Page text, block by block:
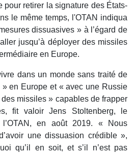
pour retirer la signature des États-
le même temps, l'OTAN indiqua
dissuasives » à l’égard de
jusqu’à déployer des missiles
en Europe.
dans un monde sans traité de
en Europe et « avec une Russie
missiles » capables de frapper
fit valoir Jens Stoltenberg, le
en août 2019. « Nous
une dissuasion crédible »,
qu’il en soit, et s’il n’est pas